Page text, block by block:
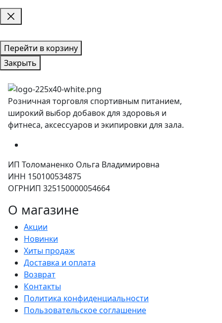
Перейти в корзину
Закрыть
Розничная торговля спортивным питанием,
широкий выбор добавок для здоровья и
фитнеса, аксессуаров и экипировки для зала.
ИП Толоманенко Ольга Владимировна
ИНН 150100534875
ОГРНИП 325150000054664
О магазине
Акции
Новинки
Хиты продаж
Доставка и оплата
Возврат
Контакты
Политика конфиденциальности
Пользовательское соглашение